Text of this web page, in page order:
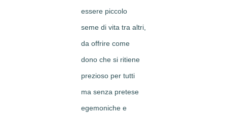
essere piccolo
seme di vita tra altri,
da offrire come
dono che si ritiene
prezioso per tutti
ma senza pretese
egemoniche e